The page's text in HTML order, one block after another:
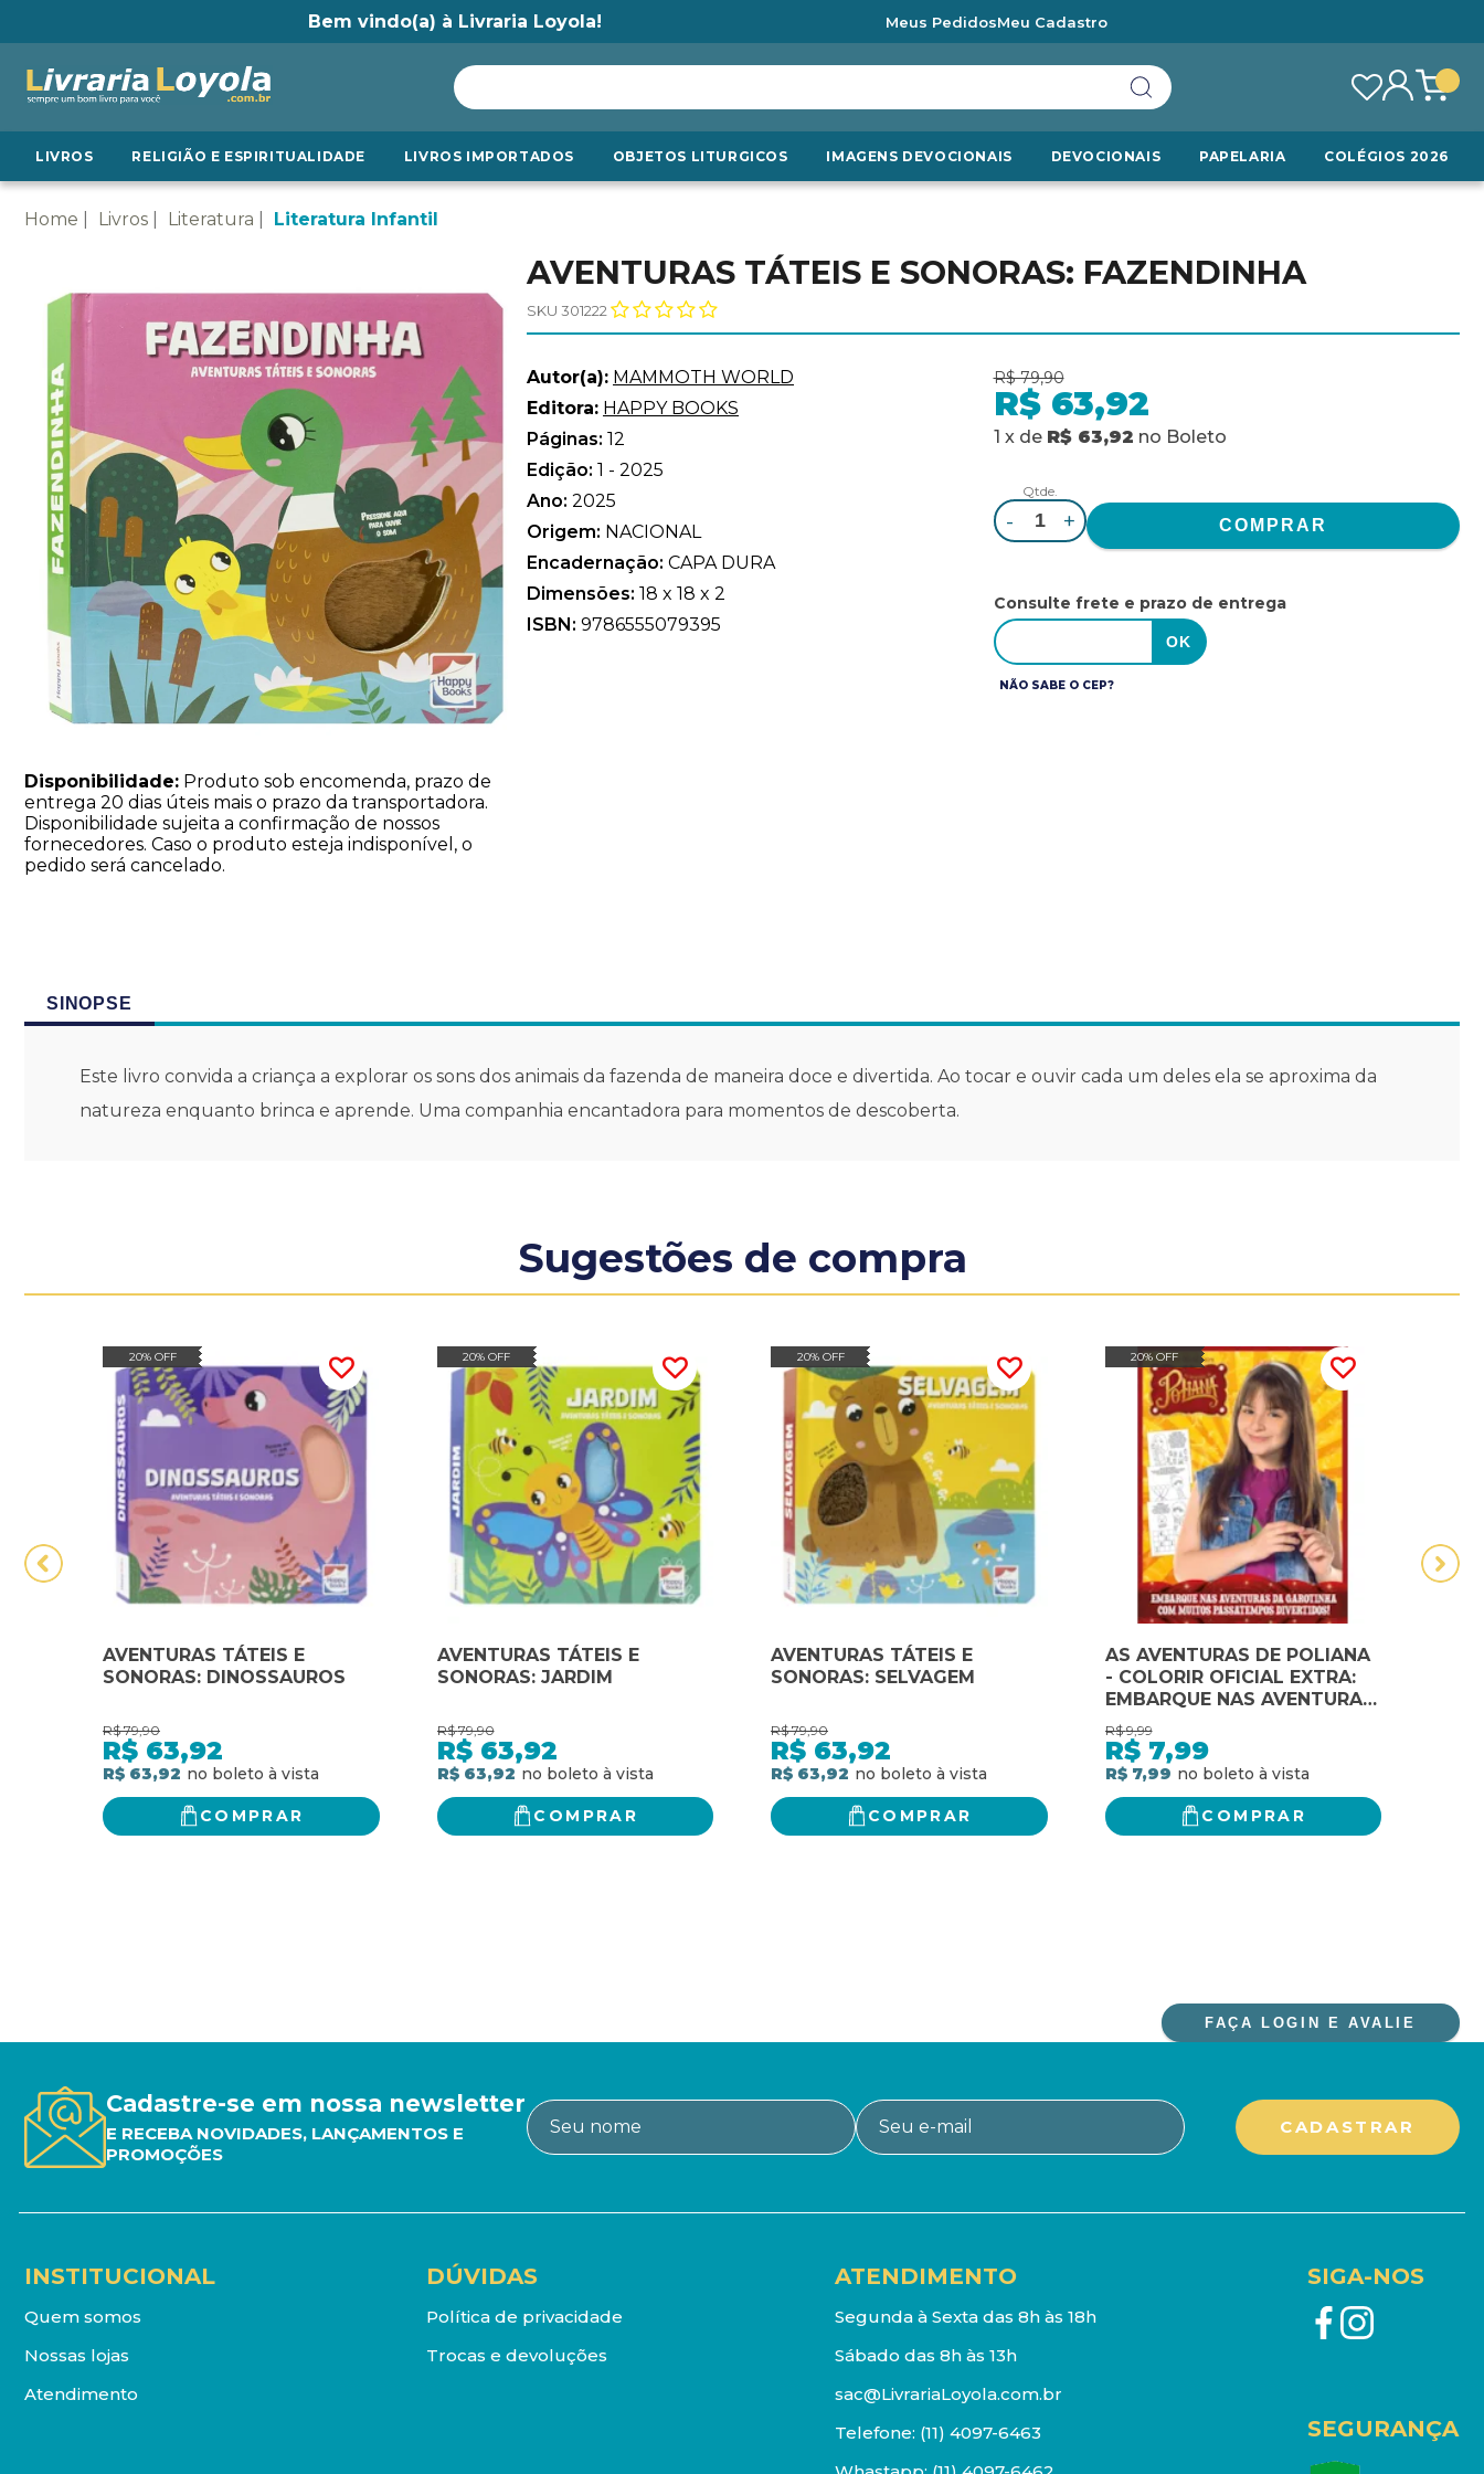
Bem vindo(a) à Livraria Loyola! Meus PedidosMeu Cadastro
LIVROS RELIGIÃO E ESPIRITUALIDADE LIVROS IMPORTADOS OBJETOS LITURGICOS IMAGENS DEVOCIONAIS DEVOCIONAIS PAPELARIA COLÉGIOS 2026
Home Livros Literatura Literatura Infantil
Disponibilidade: Produto sob encomenda, prazo de
entrega 20 dias úteis mais o prazo da transportadora.
Disponibilidade sujeita a confirmação de nossos
fornecedores. Caso o produto esteja indisponível, o
pedido será cancelado.
AVENTURAS TÁTEIS E SONORAS: FAZENDINHA
SKU 301222
Autor(a): MAMMOTH WORLD
Editora: HAPPY BOOKS
Páginas: 12
Edição: 1 - 2025
Ano: 2025
Origem: NACIONAL
Encadernação: CAPA DURA
Dimensões: 18 x 18 x 2
ISBN: 9786555079395
R$ 79,90
R$ 63,92
1 x de R$ 63,92 no Boleto
Qtde.
- +
Consulte frete e prazo de entrega
NÃO SABE O CEP?
SINOPSE
Este livro convida a criança a explorar os sons dos animais da fazenda de maneira doce e divertida. Ao tocar e ouvir cada um deles ela se aproxima da
natureza enquanto brinca e aprende. Uma companhia encantadora para momentos de descoberta.
Sugestões de compra
20% OFF
AVENTURAS TÁTEIS E
SONORAS: DINOSSAUROS
R$ 79,90
R$ 63,92
R$ 63,92
COMPRAR
20% OFF
AVENTURAS TÁTEIS E
SONORAS: JARDIM
R$ 79,90
R$ 63,92
R$ 63,92
COMPRAR
20% OFF
AVENTURAS TÁTEIS E
SONORAS: SELVAGEM
R$ 79,90
R$ 63,92
R$ 63,92
COMPRAR
20% OFF
AS AVENTURAS DE POLIANA
- COLORIR OFICIAL EXTRA:
EMBARQUE NAS AVENTURAS
DA GAROTINHA COM
MUITOS PASSATEMPOS
DIVERTIDOS!
R$ 9,99
R$ 7,99
R$ 7,99
COMPRAR
FAÇA LOGIN E AVALIE
Cadastre-se em nossa newsletter
E RECEBA NOVIDADES, LANÇAMENTOS E
PROMOÇÕES
INSTITUCIONAL
Quem somos
Nossas lojas
Atendimento
DÚVIDAS
Política de privacidade
Trocas e devoluções
ATENDIMENTO
Segunda à Sexta das 8h às 18h
Sábado das 8h às 13h
sac@LivrariaLoyola.com.br
Telefone: (11) 4097-6463
SIGA-NOS
SEGURANÇA